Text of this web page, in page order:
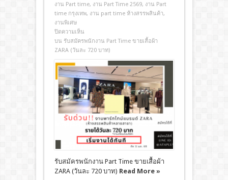
งาน Part time, งาน Part Time 2569, งาน Part
time กรุงเทพ, งาน part time ห้างสรรพสินค้า,
งานพิเศษ
ปิดความเห็น
บน รับสมัครพนักงาน Part Time ขายเสื้อผ้า
ZARA (วันละ 720 บาท)
รับสมัครพนักงาน Part Time ขายเสื้อผ้า
ZARA (วันละ 720 บาท) Read More »